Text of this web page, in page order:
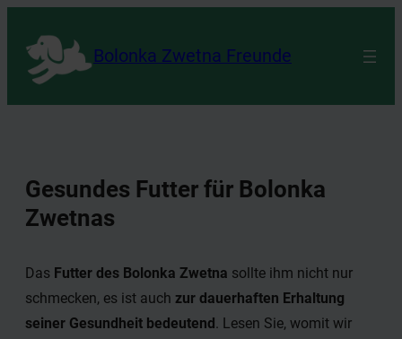
Inhalt
springen
Bolonka Zwetna Freunde
Gesundes Futter für Bolonka
Zwetnas
Das Futter des Bolonka Zwetna sollte ihm nicht nur
schmecken, es ist auch zur dauerhaften Erhaltung
seiner Gesundheit bedeutend . Lesen Sie, womit wir